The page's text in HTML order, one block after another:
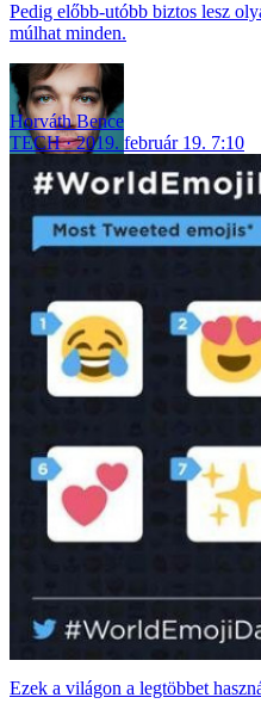
Pedig előbb-utóbb biztos lesz
múlhat minden.
Horváth Bence
TECH
2019. február 19. 7:10
Ezek a világon a legtöbbet